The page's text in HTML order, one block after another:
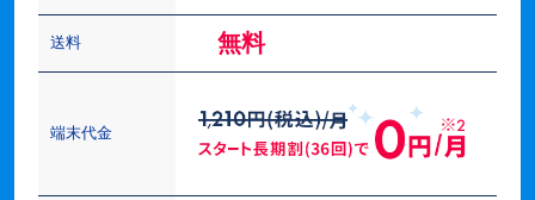
送料 無料
端末代金